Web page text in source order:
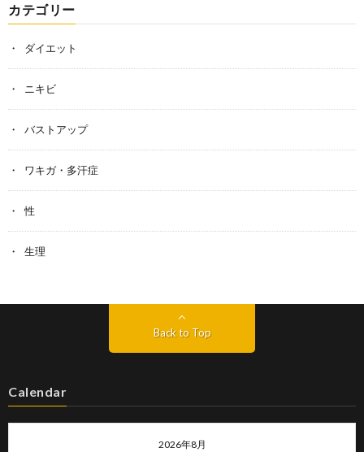
カテゴリー
ダイエット
ニキビ
バストアップ
ワキガ・多汗症
性
生理
Back to Top
Calendar
2026年8月